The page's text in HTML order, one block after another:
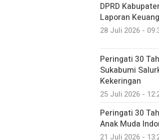
DPRD
Laporan
28 Juli 2026 -
Peringati 30
Sukabumi
Kekeringan
25 Juli 2026 -
Peringati 30
Anak Muda
21 Juli 2026 -